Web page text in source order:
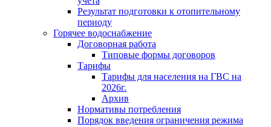
Результат подготовки к отопительному
периоду
Горячее водоснабжение
Договорная работа
Типовые формы договоров
Тарифы
Тарифы для населения на ГВС на
2026г.
Архив
Нормативы потребления
Порядок введения ограничения режима